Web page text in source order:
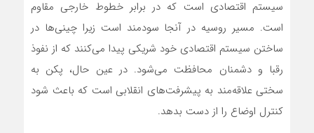
سیستم اقتصادی است که در برابر خطوط خارجی مقاوم
است. مسیر روسیه در آنجا سودمند است زیرا چینی‌ها در
ساختن سیستم اقتصادی خود شریکی پیدا‌ می‌کنند که از نفوذ
رقبا و دشمنان محافظت‌ می‌شود. در عین حال، پکن به
سختی علاقه‌مند به پیشرفت‌های انقلابی است که باعث شود
کنترل اوضاع را از دست بدهد.